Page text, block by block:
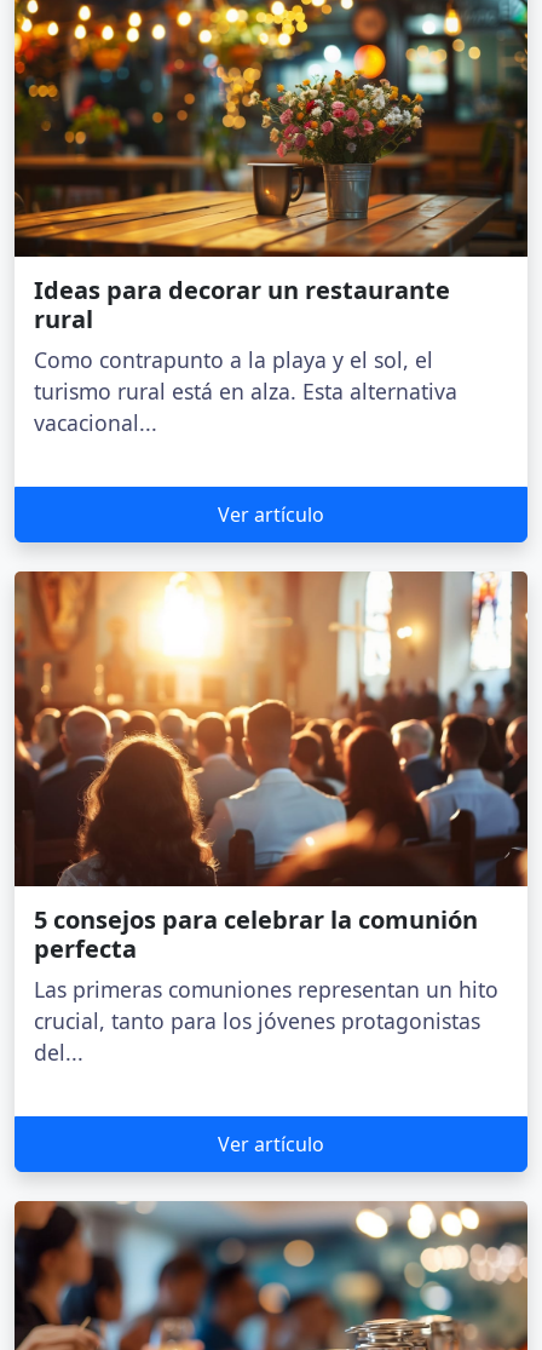
Ideas para decorar un restaurante
rural
Como contrapunto a la playa y el sol, el
turismo rural está en alza. Esta alternativa
vacacional...
Ver artículo
5 consejos para celebrar la comunión
perfecta
Las primeras comuniones representan un hito
crucial, tanto para los jóvenes protagonistas
del...
Ver artículo